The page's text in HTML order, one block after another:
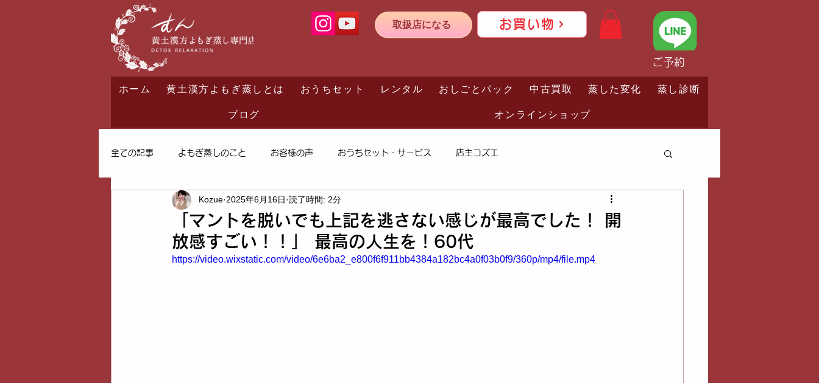
取扱店になる お買い物
ご予約
ホーム 黄土漢方よもぎ蒸しとは おうちセット レンタル おしごとパック 中古買取 蒸した変化
蒸し診断
ブログ
オンラインショップ
全ての記事 よもぎ蒸しのこと お客様の声 おうちセット・サービス 店主コズエ
「マントを脱いでも上記を逃さない感じが最高でした！ 開
放感すごい！！」 最高の人生を！60代
Kozue 2025年6月16日 読了時間: 2分
https://video.wixstatic.com/video/6e6ba2_e800f6f911bb4384a182bc4a0f03b0f9/360p/mp4/file.mp4